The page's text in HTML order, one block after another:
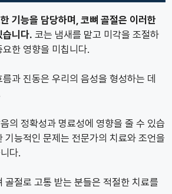
기능을 담당하며, 코뼈 골절은 이러한
습니다. 코는 냄새를 맡고 미각을 조절하
한 영향을 미칩니다.
과 진동은 우리의 음성을 형성하는 데
의 정확성과 명료성에 영향을 줄 수 있습
기능적인 문제는 전문가의 치료와 조언을
다.
골절로 고통 받는 분들은 적절한 치료를